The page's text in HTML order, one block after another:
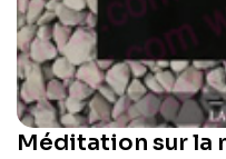
Méditation sur la